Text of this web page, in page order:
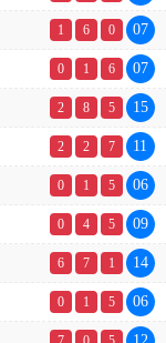
1 6 0 07
0 1 6 07
2 8 5 15
2 2 7 11
0 1 5 06
0 4 5 09
6 7 1 14
0 1 5 06